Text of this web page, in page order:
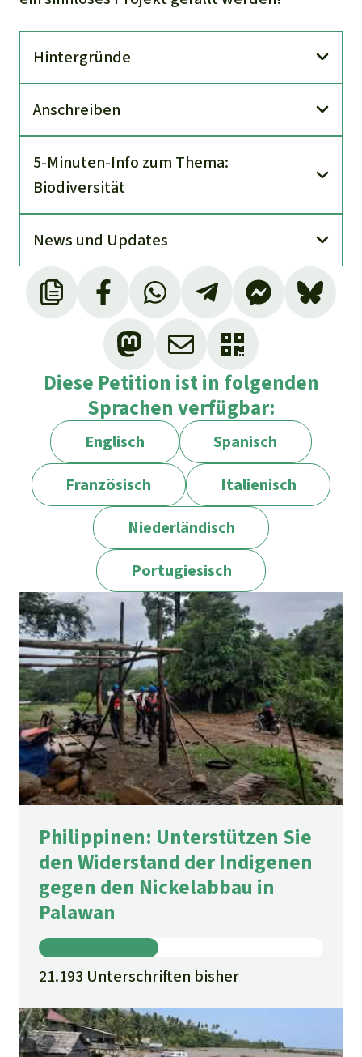
Hinter­gründe
An­schreiben
5-Minuten-Info zum Thema:
Biodiversität
News und Updates
Diese Petition ist in folgenden
Sprachen verfügbar:
Englisch
Spanisch
Französisch
Italienisch
Niederländisch
Portugiesisch
Philippinen: Unterstützen Sie
den Widerstand der Indigenen
gegen den Nickelabbau in
Palawan
21.193 Unterschriften bisher